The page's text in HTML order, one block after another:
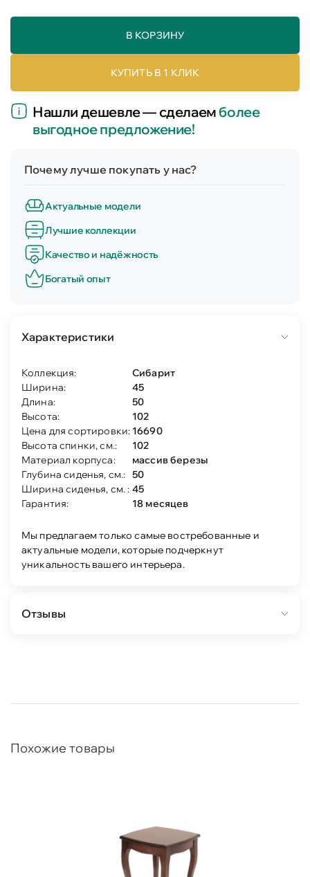
В КОРЗИНУ
КУПИТЬ В 1 КЛИК
Нашли дешевле — сделаемболее
выгодное предложение!
Почему лучше покупать у нас?
Актуальные модели
Лучшие коллекции
Качество и надёжность
Богатый опыт
Характеристики
Коллекция:
Сибарит
Ширина:
45
Длина:
50
Высота:
102
Цена для сортировки: 16690
Высота спинки, см.:
102
Материал корпуса:
массив березы
Глубина сиденья, см.: 50
Ширина сиденья, см. : 45
Гарантия:
18 месяцев
Мы предлагаем только самые востребованные и
актуальные модели, которые подчеркнут
уникальность вашего интерьера.
Отзывы
Похожие товары